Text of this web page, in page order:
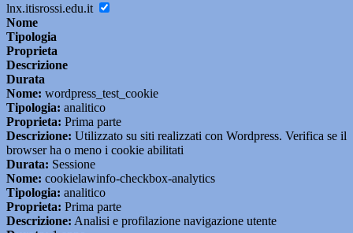
lnx.itisrossi.edu.it
Nome
Tipologia
Proprieta
Descrizione
Durata
Nome: wordpress_test_cookie
Tipologia: analitico
Proprieta: Prima parte
Descrizione: Utilizzato su siti realizzati con Wordpress. Verifica se il
browser ha o meno i cookie abilitati
Durata: Sessione
Nome: cookielawinfo-checkbox-analytics
Tipologia: analitico
Proprieta: Prima parte
Descrizione: Analisi e profilazione navigazione utente